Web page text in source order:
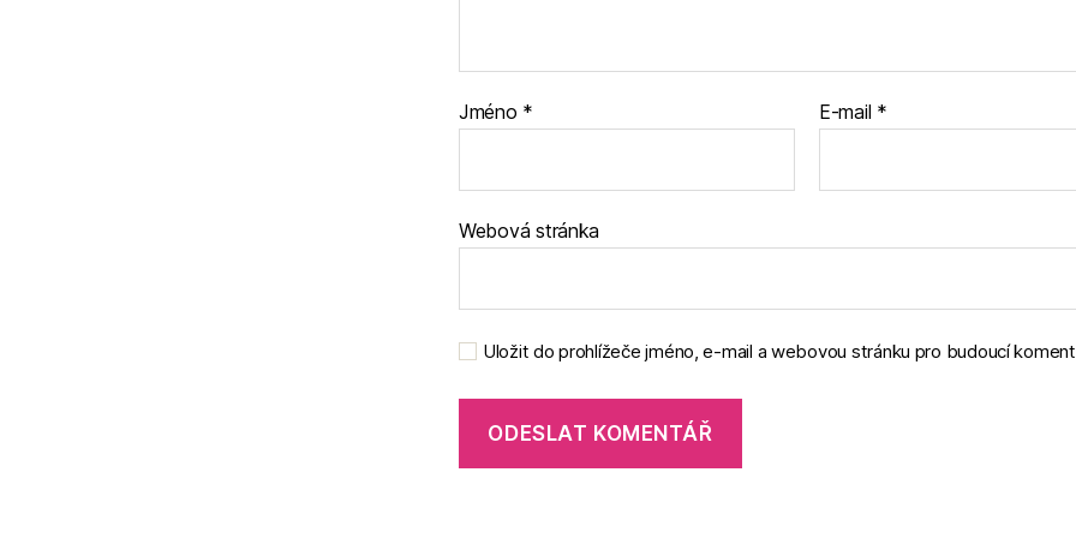
Jméno * E-mail *
Webová stránka
Uložit do prohlížeče jméno, e-mail a webovou stránku pro budoucí